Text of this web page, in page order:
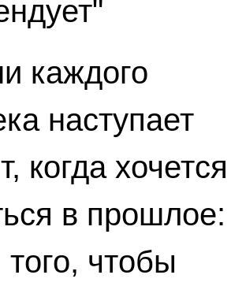
каждого
наступает
когда хочется
в прошлое:
чтобы